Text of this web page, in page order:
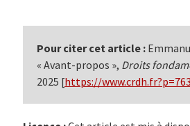
Pour citer cet article :
« Avant-propos », Droits
2025 [https://